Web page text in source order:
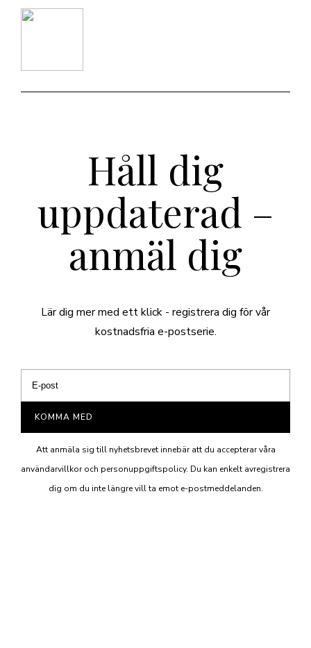
Håll dig
uppdaterad –
anmäl dig
Lär dig mer med ett klick - registrera dig för vår
kostnadsfria e-postserie.
KOMMA MED
Att anmäla sig till nyhetsbrevet innebär att du accepterar våra
användarvillkor och personuppgiftspolicy. Du kan enkelt avregistrera
dig om du inte längre vill ta emot e-postmeddelanden.